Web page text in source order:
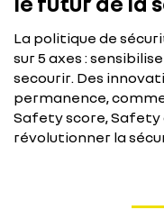
La politique de
sur 5 axes :
secourir. Des
permanence,
Safety score, Safety
révolutionner la